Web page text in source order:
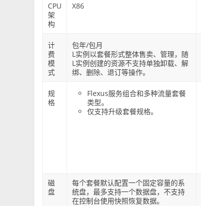
CPU
架
构
X86
计
费
模
式
包年/包月
L实例以套餐形式整体售卖、管理，随
L实例创建的资源不支持单独卸载、解
绑、删除、退订等操作。
规
格
Flexus服务组合和多种流量套餐
类型。
仅支持升级套餐规格。
磁
盘
每个套餐默认配置一个固定容量的系
统盘，最多支持一个数据盘，不支持
在控制台使用快照恢复数据。